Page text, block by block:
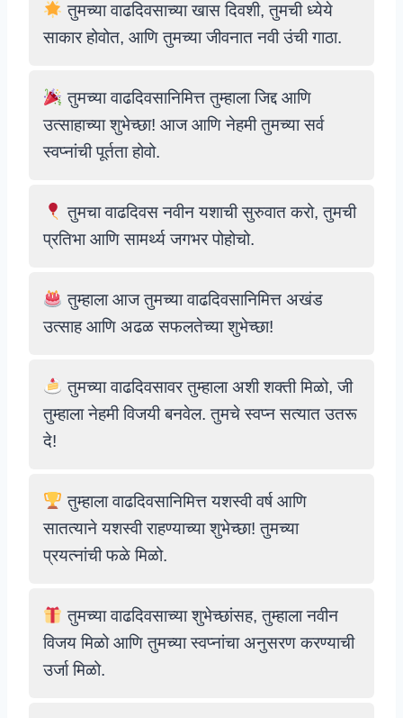
तुमच्या वाढदिवसाच्या खास दिवशी, तुमची ध्येये
साकार होवोत, आणि तुमच्या जीवनात नवी उंची गाठा.
तुमच्या वाढदिवसानिमित्त तुम्हाला जिद्द आणि
उत्साहाच्या शुभेच्छा! आज आणि नेहमी तुमच्या सर्व
स्वप्नांची पूर्तता होवो.
तुमचा वाढदिवस नवीन यशाची सुरुवात करो, तुमची
प्रतिभा आणि सामर्थ्य जगभर पोहोचो.
तुम्हाला आज तुमच्या वाढदिवसानिमित्त अखंड
उत्साह आणि अढळ सफलतेच्या शुभेच्छा!
तुमच्या वाढदिवसावर तुम्हाला अशी शक्ती मिळो, जी
तुम्हाला नेहमी विजयी बनवेल. तुमचे स्वप्न सत्यात उतरू
दे!
तुम्हाला वाढदिवसानिमित्त यशस्वी वर्ष आणि
सातत्याने यशस्वी राहण्याच्या शुभेच्छा! तुमच्या
प्रयत्नांची फळे मिळो.
तुमच्या वाढदिवसाच्या शुभेच्छांसह, तुम्हाला नवीन
विजय मिळो आणि तुमच्या स्वप्नांचा अनुसरण करण्याची
उर्जा मिळो.